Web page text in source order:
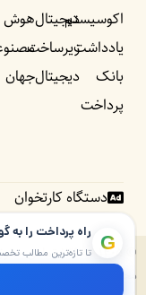
اکوسیستم
یادداشت‌
بانک
پرداخت
دیجیتال
زیرساخت
دیجیتال
هوش
جهان
دستگاه کارتخوان
© ۱۴۰۵ –
G راه پرداخت را به
تا تازه‌ترین مطالب